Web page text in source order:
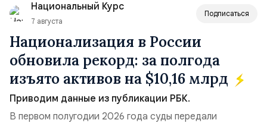
российские платформы.Что из этого бье...
Национальный Курс
7 августа
Подписаться
Национализация в России
обновила рекорд: за полгода
изъято активов на $10,16 млрд
Приводим данные из публикации РБК.
В первом полугодии 2026 года суды передали